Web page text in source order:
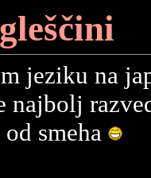
jeziku na
najbolj
smeha